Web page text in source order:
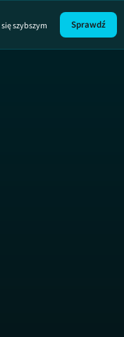
Musisz to
szybszym
Sprawdź